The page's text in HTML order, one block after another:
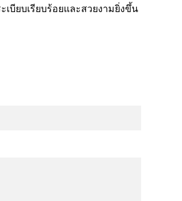
บียบเรียบร้อยและสวยงามยิ่งขึ้น